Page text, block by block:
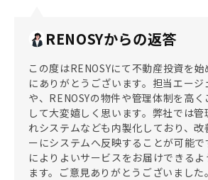
RENOSYからの返答
この度はRENOSYにて不動産投資を
にありがとうございます。担当エー
や、RENOSYの物件や管理体制を高
して大変嬉しく思います。弊社では
れシステムなども内製化しており、改
ーにシステムへ反映することが可能
によりよいサービスをお届けできるよ
ます。ご意見ありがとうございました。